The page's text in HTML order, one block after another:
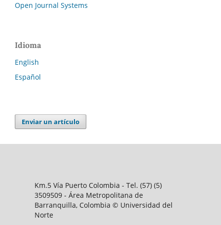
Open Journal Systems
Idioma
English
Español
Enviar un artículo
Km.5 Vía Puerto Colombia - Tel. (57) (5)
3509509 - Área Metropolitana de
Barranquilla, Colombia © Universidad del
Norte